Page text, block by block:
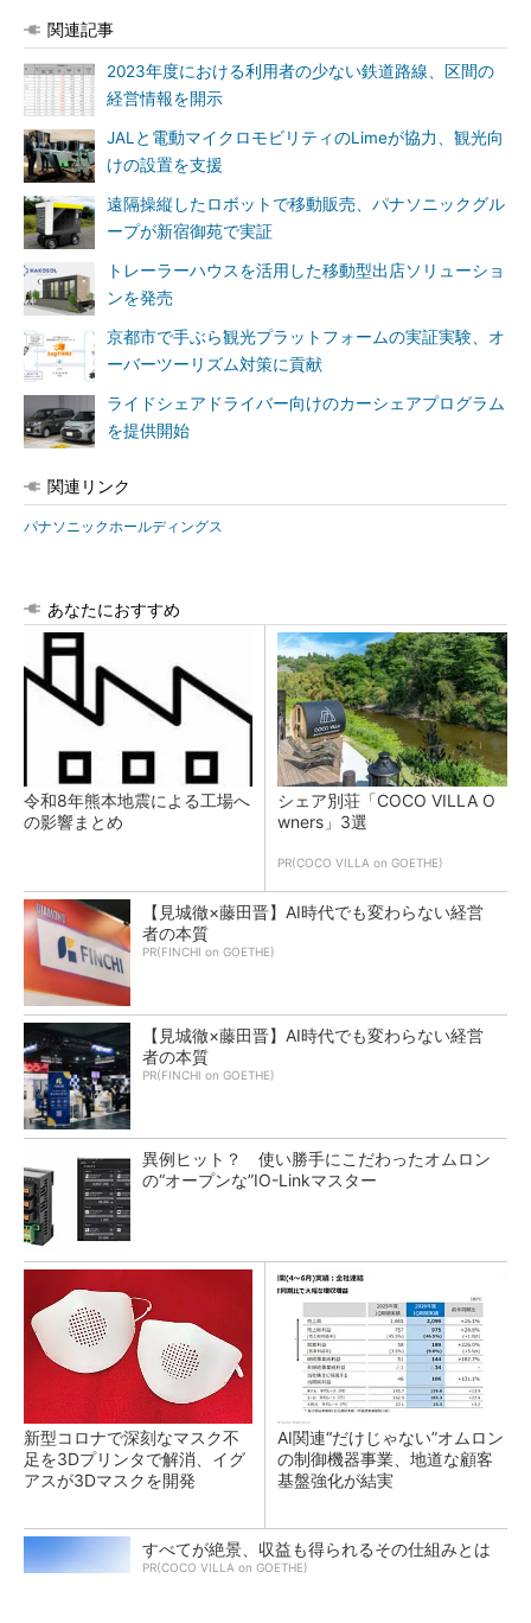
関連記事
2023年度における利用者の少ない鉄道路線、区間の
経営情報を開示
JALと電動マイクロモビリティのLimeが協力、観光向
けの設置を支援
遠隔操縦したロボットで移動販売、パナソニックグル
ープが新宿御苑で実証
トレーラーハウスを活用した移動型出店ソリューショ
ンを発売
京都市で手ぶら観光プラットフォームの実証実験、オ
ーバーツーリズム対策に貢献
ライドシェアドライバー向けのカーシェアプログラム
を提供開始
関連リンク
パナソニックホールディングス
あなたにおすすめ
令和8年熊本地震による工場へ
の影響まとめ
シェア別荘「COCO VILLA O
wners」3選
PR(COCO VILLA on GOETHE)
【見城徹×藤田晋】AI時代でも変わらない経営
者の本質
PR(FINCHI on GOETHE)
【見城徹×藤田晋】AI時代でも変わらない経営
者の本質
PR(FINCHI on GOETHE)
異例ヒット？ 使い勝手にこだわったオムロン
の“オープンな”IO-Linkマスター
新型コロナで深刻なマスク不
足を3Dプリンタで解消、イグ
アスが3Dマスクを開発
AI関連“だけじゃない”オムロン
の制御機器事業、地道な顧客
基盤強化が結実
すべてが絶景、収益も得られるその仕組みとは
PR(COCO VILLA on GOETHE)